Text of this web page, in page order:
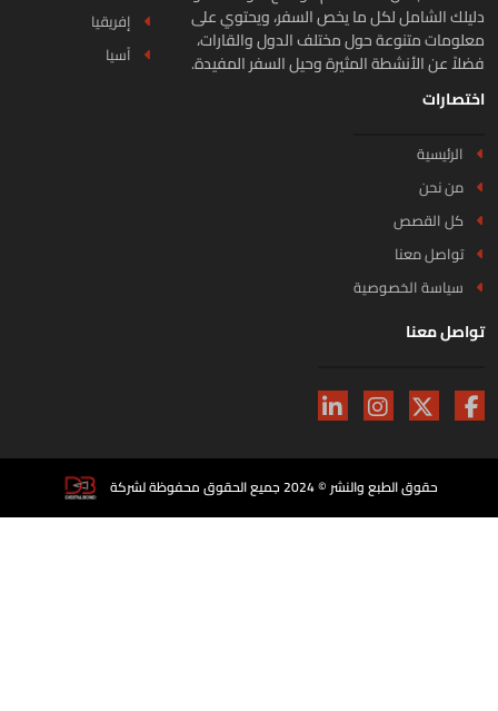
الشامل لكل ما يخص السفر، ويحتوي على
متنوعة حول مختلف الدول والقارات،
عن الأنشطة المثيرة وحيل السفر المفيدة.
إفريقيا
آسيا
الرئيسية
من نحن
كل القصص
تواصل معنا
سياسة الخصوصية
معنا
حقوق الطبع والنشر © 2024 جميع الحقوق محفوظة لشركة